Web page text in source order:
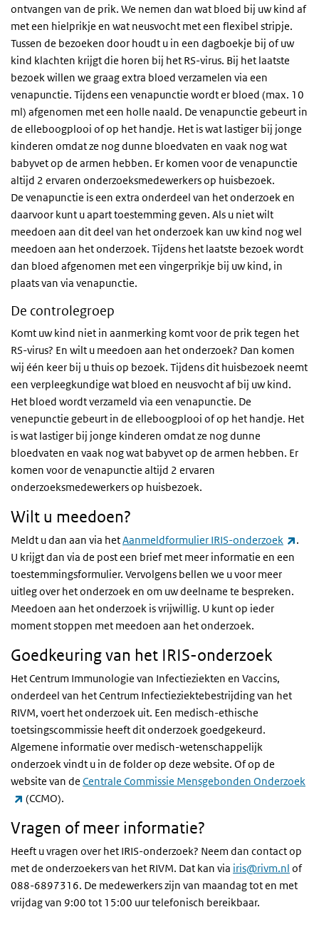
ontvangen van de prik. We nemen dan wat bloed bij uw kind af
met een hielprikje en wat neusvocht met een flexibel stripje.
Tussen de bezoeken door houdt u in een dagboekje bij of uw
kind klachten krijgt die horen bij het RS-virus. Bij het laatste
bezoek willen we graag extra bloed verzamelen via een
venapunctie. Tijdens een venapunctie wordt er bloed (max. 10
ml) afgenomen met een holle naald. De venapunctie gebeurt in
de elleboogplooi of op het handje. Het is wat lastiger bij jonge
kinderen omdat ze nog dunne bloedvaten en vaak nog wat
babyvet op de armen hebben. Er komen voor de venapunctie
altijd 2 ervaren onderzoeksmedewerkers op huisbezoek.
De venapunctie is een extra onderdeel van het onderzoek en
daarvoor kunt u apart toestemming geven. Als u niet wilt
meedoen aan dit deel van het onderzoek kan uw kind nog wel
meedoen aan het onderzoek. Tijdens het laatste bezoek wordt
dan bloed afgenomen met een vingerprikje bij uw kind, in
plaats van via venapunctie.
De controlegroep
Komt uw kind niet in aanmerking komt voor de prik tegen het
RS-virus? En wilt u meedoen aan het onderzoek? Dan komen
wij één keer bij u thuis op bezoek. Tijdens dit huisbezoek neemt
een verpleegkundige wat bloed en neusvocht af bij uw kind.
Het bloed wordt verzameld via een venapunctie. De
venepunctie gebeurt in de elleboogplooi of op het handje. Het
is wat lastiger bij jonge kinderen omdat ze nog dunne
bloedvaten en vaak nog wat babyvet op de armen hebben. Er
komen voor de venapunctie altijd 2 ervaren
onderzoeksmedewerkers op huisbezoek.
Wilt u meedoen?
Meldt u dan aan via hetAanmeldformulier IRIS-onderzoek
.
U krijgt dan via de post een brief met meer informatie en een
toestemmingsformulier. Vervolgens bellen we u voor meer
uitleg over het onderzoek en om uw deelname te bespreken.
Meedoen aan het onderzoek is vrijwillig. U kunt op ieder
moment stoppen met meedoen aan het onderzoek.
Goedkeuring van het IRIS-onderzoek
Het Centrum Immunologie van Infectieziekten en Vaccins,
onderdeel van het Centrum Infectieziektebestrijding van het
RIVM, voert het onderzoek uit. Een medisch-ethische
toetsingscommissie heeft dit onderzoek goedgekeurd.
Algemene informatie over medisch-wetenschappelijk
onderzoek vindt u in de folder op deze website. Of op de
website van de Centrale Commissie Mensgebonden Onderzoek
(externe link)
(CCMO).
Vragen of meer informatie?
Heeft u vragen over het IRIS-onderzoek? Neem dan contact op
met de onderzoekers van het RIVM. Dat kan via iris@rivm.nl of
088-6897316. De medewerkers zijn van maandag tot en met
vrijdag van 9:00 tot 15:00 uur telefonisch bereikbaar.